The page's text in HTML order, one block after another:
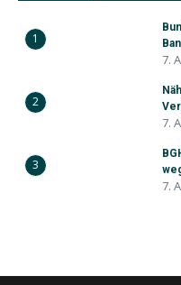
1
7.
2
7.
3
7.